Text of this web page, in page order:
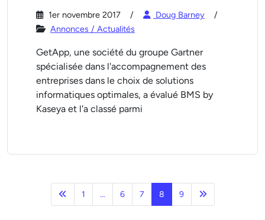
1er novembre 2017
Doug Barney
Annonces / Actualités
GetApp, une société du groupe Gartner
spécialisée dans l'accompagnement des
entreprises dans le choix de solutions
informatiques optimales, a évalué BMS by
Kaseya et l'a classé parmi
Précédent
1 … 6 7 8 9 Page suivante